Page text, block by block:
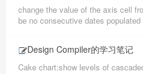
change the value of the axis cell
be no consecutive dates
Design Compiler的学习笔记
Cake chart:show levels of